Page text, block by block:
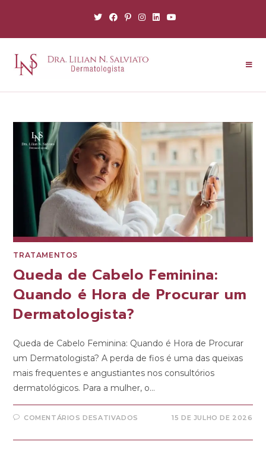
TRATAMENTOS
Queda de Cabelo Feminina:
Quando é Hora de Procurar um
Dermatologista?
Queda de Cabelo Feminina: Quando é Hora de Procurar
um Dermatologista? A perda de fios é uma das queixas
mais frequentes e angustiantes nos consultórios
dermatológicos. Para a mulher, o…
COMENTÁRIOS DESATIVADOS 15 DE JULHO DE 2026